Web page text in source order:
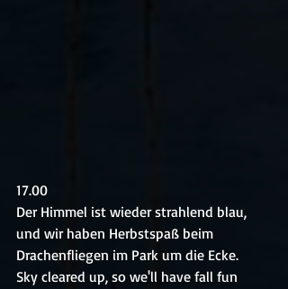
17.00
Der Himmel ist wieder strahlend blau,
und wir haben Herbstspaß beim
Drachenfliegen im Park um die Ecke.
Sky cleared up, so we'll have fall fun